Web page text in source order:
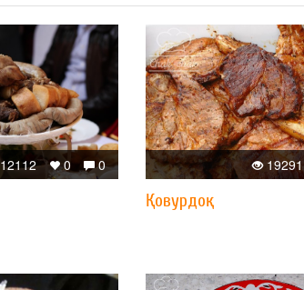
0
0
12112 19291
Қовурдоқ